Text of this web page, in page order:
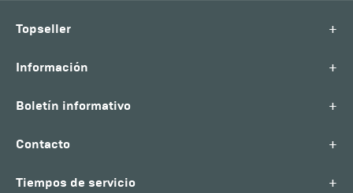
Topseller +
Información +
Boletín informativo +
Contacto +
Tiempos de servicio +